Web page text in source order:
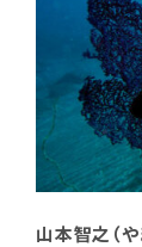
山本智之（や